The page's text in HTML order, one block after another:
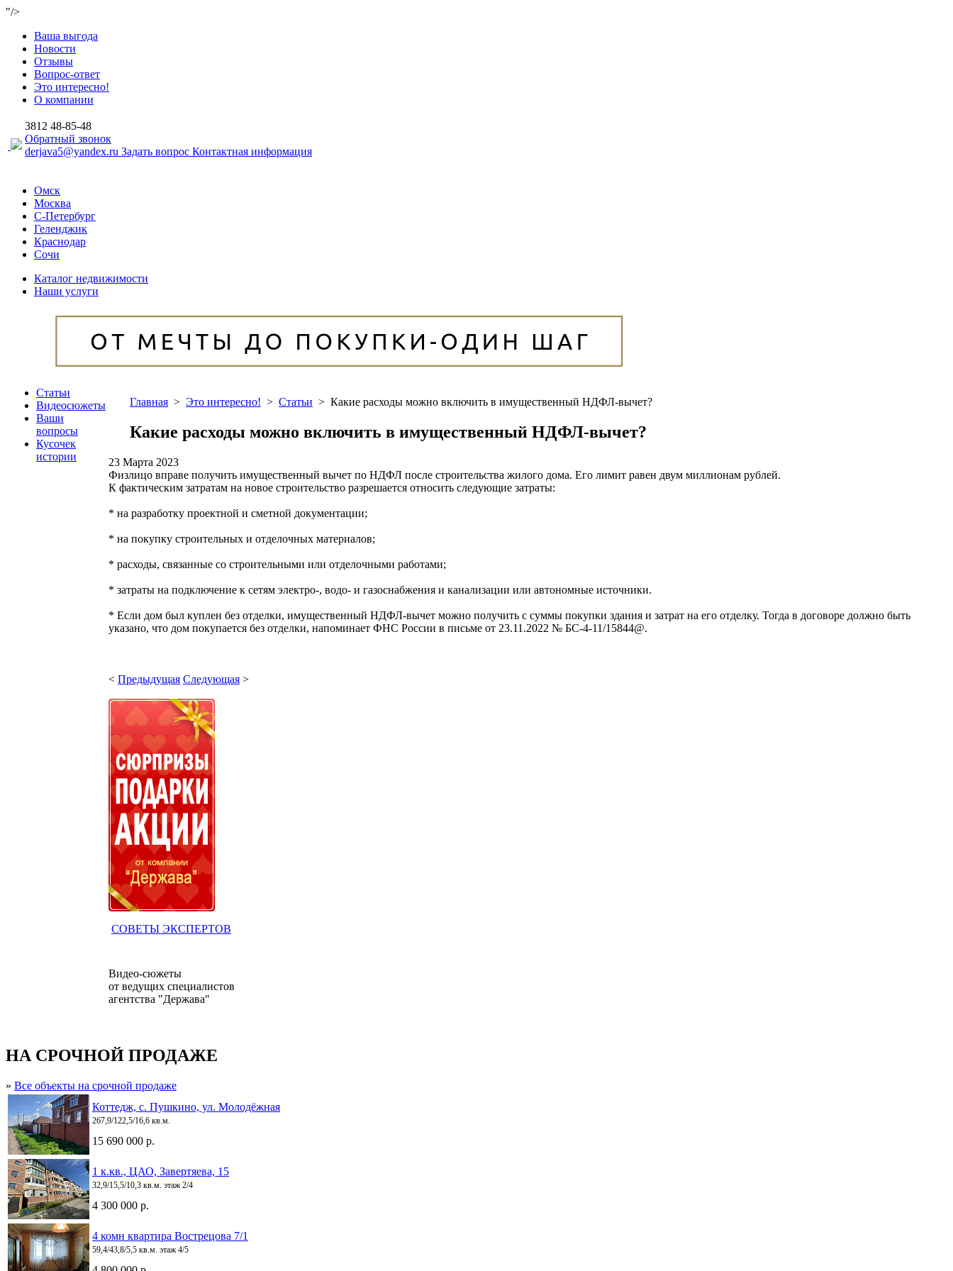
"/>
Ваша выгода
Новости
Отзывы
Вопрос-ответ
Это интересно!
О компании
3812 48-85-48
Обратный звонок
derjava5@yandex.ru Задать вопрос Контактная информация
Омск
Москва
С-Петербург
Геленджик
Краснодар
Сочи
Каталог недвижимости
Наши услуги
Статьи
Видеосюжеты
Ваши
вопросы
Кусочек
истории
Главная > Это интересно! > Статьи > Какие расходы можно включить в имущественный НДФЛ-вычет?
Какие расходы можно включить в имущественный НДФЛ-вычет?
23 Марта 2023
Физлицо вправе получить имущественный вычет по НДФЛ после строительства жилого дома. Его лимит равен двум миллионам рублей.
К фактическим затратам на новое строительство разрешается относить следующие затраты:
* на разработку проектной и сметной документации;
* на покупку строительных и отделочных материалов;
* расходы, связанные со строительными или отделочными работами;
* затраты на подключение к сетям электро-, водо- и газоснабжения и канализации или автономные источники.
* Если дом был куплен без отделки, имущественный НДФЛ-вычет можно получить с суммы покупки здания и затрат на его отделку. Тогда в договоре должно быть
указано, что дом покупается без отделки, напоминает ФНС России в письме от 23.11.2022 № БС-4-11/15844@.
< Предыдущая Следующая >
СОВЕТЫ ЭКСПЕРТОВ
Видео-сюжеты
от ведущих специалистов
агентства "Держава"
НА СРОЧНОЙ ПРОДАЖЕ
» Все объекты на срочной продаже
Коттедж, с. Пушкино, ул. Молодёжная
267,9/122,5/16,6 кв.м.
15 690 000 р.
1 к.кв., ЦАО, Завертяева, 15
32,9/15,5/10,3 кв.м. этаж 2/4
4 300 000 р.
4 комн квартира Вострецова 7/1
59,4/43,8/5,5 кв.м. этаж 4/5